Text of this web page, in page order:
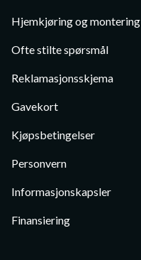
Hjemkjøring og montering
Ofte stilte spørsmål
Reklamasjonsskjema
Gavekort
Kjøpsbetingelser
Personvern
Informasjonskapsler
Finansiering